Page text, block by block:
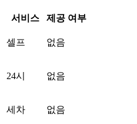
서비스 제공 여부
셀프 없음
24시 없음
세차 없음